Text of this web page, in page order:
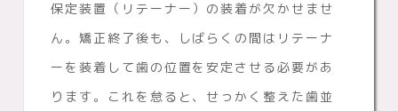
保定装置（リテーナー）の装着が欠かせませ
ん。矯正終了後も、しばらくの間はリテーナ
ーを装着して歯の位置を安定させる必要があ
ります。これを怠ると、せっかく整えた歯並